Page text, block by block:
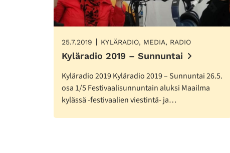
25.7.2019 KYLÄRADIO, MEDIA, RADIO
Kyläradio 2019 – Sunnuntai
Kyläradio 2019 Kyläradio 2019 – Sunnuntai 26.5.
osa 1/5 Festivaalisunnuntain aluksi Maailma
kylässä -festivaalien viestintä- ja…